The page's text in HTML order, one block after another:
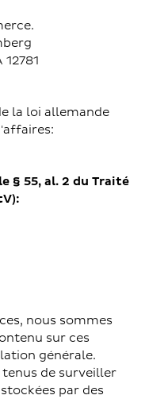
la loi allemande
§ 55, al. 2 du Traité
nous sommes
sur ces
générale.
de surveiller
par des